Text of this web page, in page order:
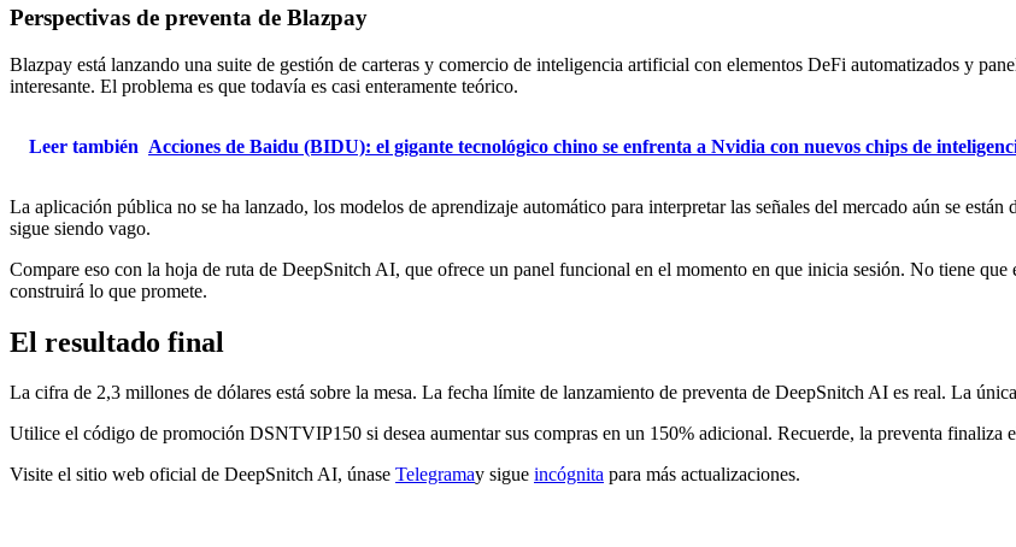
Perspectivas de preventa de Blazpay
Blazpay está lanzando una suite de gestión de carteras y comercio de inteligencia artificial con elementos DeFi automatizados y
interesante. El problema es que todavía es casi enteramente teórico.
Leer también Acciones de Baidu (BIDU): el gigante tecnológico chino se enfrenta a Nvidia con nuevos chips de
La aplicación pública no se ha lanzado, los modelos de aprendizaje automático para interpretar las señales del mercado aún se
sigue siendo vago.
Compare eso con la hoja de ruta de DeepSnitch AI, que ofrece un panel funcional en el momento en que inicia sesión. No tiene
construirá lo que promete.
El resultado final
La cifra de 2,3 millones de dólares está sobre la mesa. La fecha límite de lanzamiento de preventa de DeepSnitch AI es real. La
Utilice el código de promoción DSNTVIP150 si desea aumentar sus compras en un 150% adicional. Recuerde, la preventa finaliza
Visite el sitio web oficial de DeepSnitch AI, únase Telegramay sigue incógnita para más actualizaciones.